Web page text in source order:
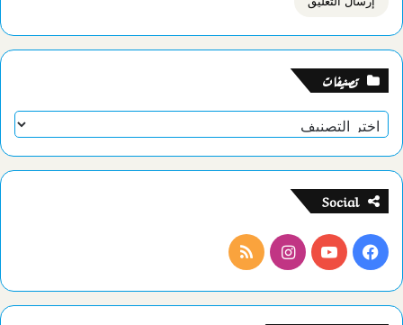
تصنيفات
تصنيفات
Social
فيسبوكيوتيوبانستقرامملخص
الموقع